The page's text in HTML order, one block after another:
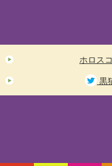
ホロス
黒